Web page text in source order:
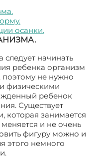
осанки.
следует начинать
ребенка организм
не нужно
физическими
ребенок
Существует
которая занимается
и не очень
фигуру можно и
этого немного